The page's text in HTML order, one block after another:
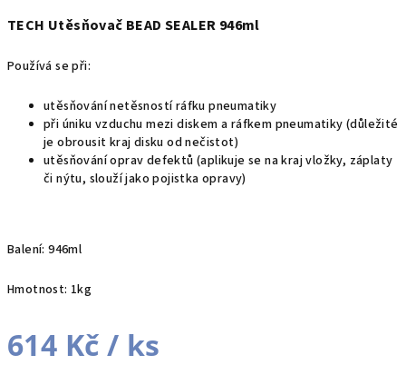
TECH Utěsňovač BEAD SEALER 946ml
Používá se při:
utěsňování netěsností ráfku pneumatiky
při úniku vzduchu mezi diskem a ráfkem pneumatiky (důležité
je obrousit kraj disku od nečistot)
utěsňování oprav defektů (aplikuje se na kraj vložky, záplaty
či nýtu, slouží jako pojistka opravy)
Balení: 946ml
Hmotnost: 1kg
614 Kč / ks